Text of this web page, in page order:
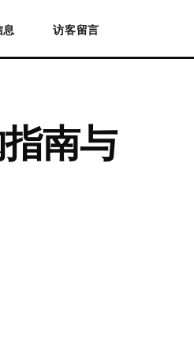
访客留言
南与